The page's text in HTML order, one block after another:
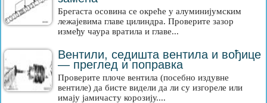
Брегаста осовина се окреће у алуминијумским
лежајевима главе цилиндра. Проверите зазор
између чаура вратила и главе...
Вентили, седишта вентила и вођице
— преглед и поправка
Проверите плоче вентила (посебно издувне
вентиле) да бисте видели да ли су изгореле или
имају јамичасту корозију....